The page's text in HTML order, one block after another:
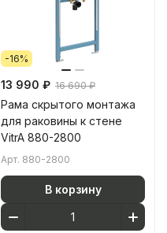
-16%
13 990 ₽ 16 690 ₽
Рама скрытого монтажа
для раковины к стене
VitrA 880-2800
Арт. 880-2800
В корзину